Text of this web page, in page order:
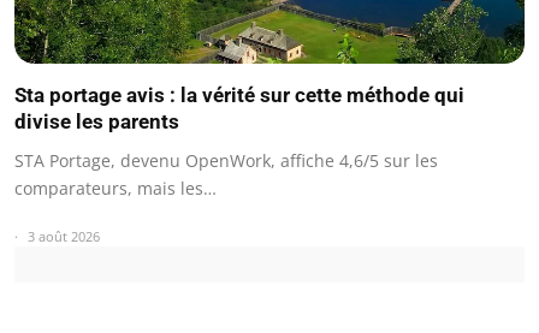
Sta portage avis : la vérité sur cette méthode qui
divise les parents
STA Portage, devenu OpenWork, affiche 4,6/5 sur les
comparateurs, mais les…
3 août 2026